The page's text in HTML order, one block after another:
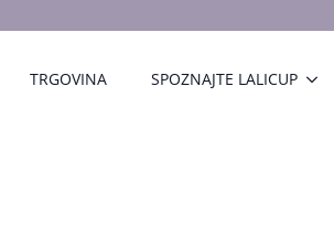
TRGOVINA SPOZNAJTE LALICUP